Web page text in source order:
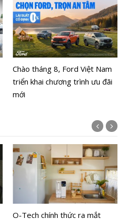
Chào tháng 8, Ford Việt Nam
triển khai chương trình ưu đãi
mới
O-Tech chính thức ra mắt